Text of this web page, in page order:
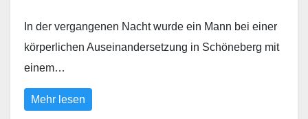
In der vergangenen Nacht wurde ein Mann bei einer
körperlichen Auseinandersetzung in Schöneberg mit
einem…
Mehr lesen